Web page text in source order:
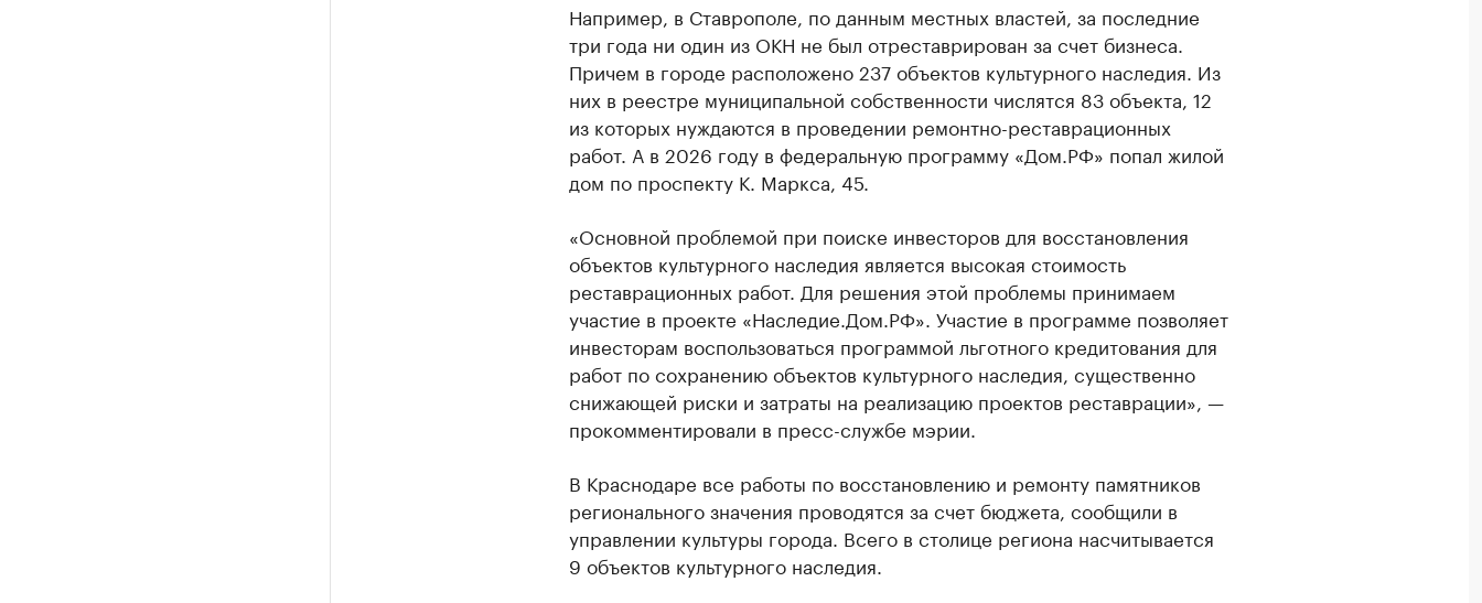
Например, в Ставрополе, по данным местных властей, за последние
три года ни один из ОКН не был отреставрирован за счет бизнеса.
Причем в городе расположено 237 объектов культурного наследия. Из
них в реестре муниципальной собственности числятся 83 объекта, 12
из которых нуждаются в проведении ремонтно-реставрационных
работ. А в 2026 году в федеральную программу «Дом.РФ» попал жилой
дом по проспекту К. Маркса, 45.
«Основной проблемой при поиске инвесторов для восстановления
объектов культурного наследия является высокая стоимость
реставрационных работ. Для решения этой проблемы принимаем
участие в проекте «Наследие.Дом.РФ». Участие в программе позволяет
инвесторам воспользоваться программой льготного кредитования для
работ по сохранению объектов культурного наследия, существенно
снижающей риски и затраты на реализацию проектов реставрации», —
прокомментировали в пресс-службе мэрии.
В Краснодаре все работы по восстановлению и ремонту памятников
регионального значения проводятся за счет бюджета, сообщили в
управлении культуры города. Всего в столице региона насчитывается
9 объектов культурного наследия.